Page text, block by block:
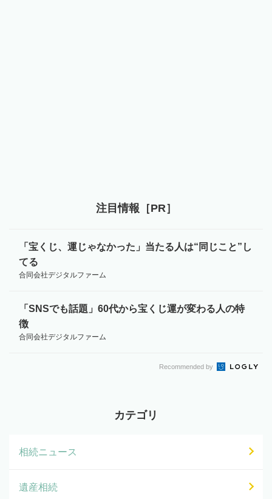
注目情報［PR］
「宝くじ、運じゃなかった」当たる人は“同じこと”し
てる
合同会社デジタルファーム
「SNSでも話題」60代から宝くじ運が変わる人の特
徴
合同会社デジタルファーム
Recommended by
カテゴリ
相続ニュース
遺産相続